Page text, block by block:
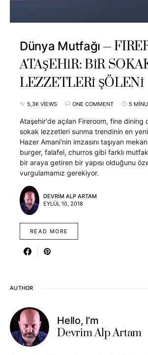
Dünya Mutfağı
ATAŞEHİR: BİR
LEZZETLERİ ŞÖLENİ
5,3K VIEWS ONE COMMENT 5
Ataşehir'de açılan Fireroom, fine dining
sokak lezzetleri sunma trendinin en
Hazer Amani'nin imzasını taşıyan
burger, falafel, churros gibi farklı
bir araya getiren bir yapısı olduğunu
vurgulamamız gerekiyor.
DEVRIM ALP ARTAM
EYLÜL 10, 2018
READ MORE
AUTHOR
Hello, I’m
Devrim Alp Artam